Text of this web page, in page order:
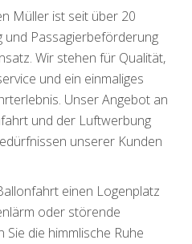
Müller ist seit über 20
und Passagierbeförderung
Wir stehen für Qualität,
und ein einmaliges
Unser Angebot an
und der Luftwerbung
unserer Kunden
einen Logenplatz
oder störende
die himmlische Ruhe